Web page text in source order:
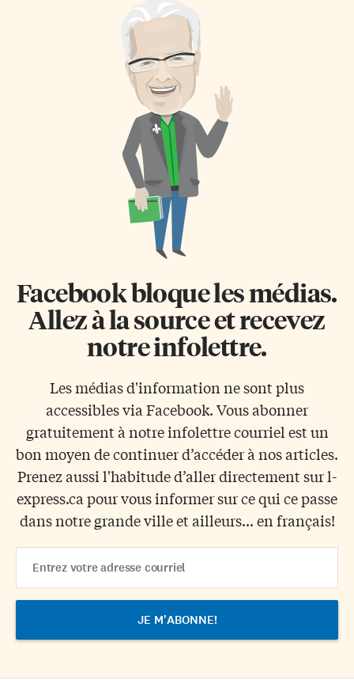
bourse de 3000 $. PRDG repart
Institute of Technology,
troisième, reçoit 500 $, tout
comme la City Montessori
School, de Lucknow (Inde),
L’équipe de PRDG – Joel Zhang,
Andrew Mourcos et Guillaume
Fernandes – la seule à être
Creighton. En juin dernier, ces
élèves du cours de physique de
l’enseignant Denis Jacques
avaient remporté le premier
prix de la compétition
internationale de la physique
des particules «Beamline for
Schools» organisée par
l’Organisation européenne
pour la recherche nucléaire
(CERN). L’expérience proposée
par l’équipe de PRDG […]
Facebook bloque les médias.
Allez à la source et recevez
notre infolettre.
Les médias d'information ne sont plus
accessibles via Facebook. Vous abonner
gratuitement à notre infolettre courriel est un
bon moyen de continuer d’accéder à nos articles.
Prenez aussi l'habitude d’aller directement sur l-
express.ca pour vous informer sur ce qui ce passe
dans notre grande ville et ailleurs... en français!
Address